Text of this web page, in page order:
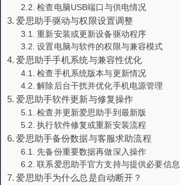
检查电脑USB端口与供电情况
爱思助手驱动与权限设置调整
重新安装或更新设备驱动程序
设置电脑与软件的权限与兼容模式
爱思助手手机系统与兼容性优化
检查手机系统版本与更新情况
解除后台干扰并优化手机电源管理
爱思助手软件更新与修复操作
检查并更新爱思助手到最新版
执行软件修复或重新安装流程
爱思助手备份数据与客服求助流程
先备份重要数据再做深入操作
联系爱思助手官方支持与提供必要信息
爱思助手为什么总是自动断开？